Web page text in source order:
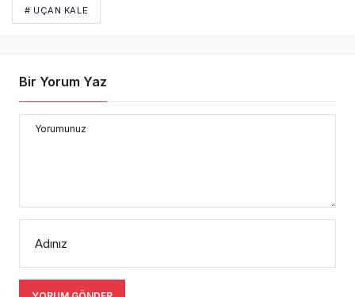
# UÇAN KALE
Bir Yorum Yaz
Yorumunuz
Adınız